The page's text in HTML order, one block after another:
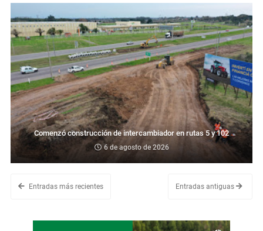
Comenzó construcción de intercambiador en rutas 5 y 102
6 de agosto de 2026
Entradas más recientes Entradas antiguas